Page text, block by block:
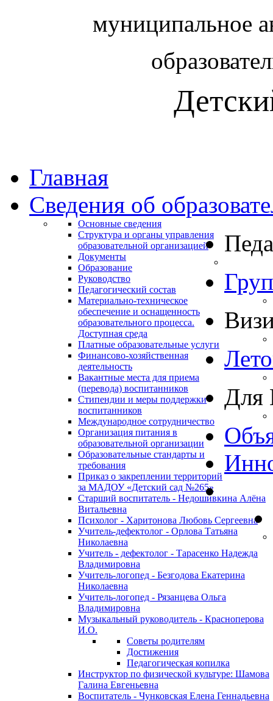
муниципальное
Главная
Сведения об
Основные сведения
Структура и органы управления
образовательной организацией
Документы
Образование
Руководство
Педагогический состав
Материально-техническое
обеспечение и оснащенность
образовательного процесса.
Доступная среда
Платные образовательные услуги
Финансово-хозяйственная
деятельность
Вакантные места для приема
(перевода) воспитанников
Стипендии и меры поддержки
воспитанников
Международное сотрудничество
Организация питания в
образовательной организации
Образовательные стандарты и
требования
Приказ о закреплении территорий
за МАДОУ «Детский сад №265»
Старший воспитатель - Недошивкина Алёна
Витальевна
Психолог - Харитонова Любовь Сергеевна
Учитель-дефектолог - Орлова Татьяна
Николаевна
Учитель - дефектолог - Тарасенко Надежда
Владимировна
Учитель-логопед - Безгодова Екатерина
Николаевна
Учитель-логопед - Рязанцева Ольга
Владимировна
Музыкальный руководитель - Красноперова
И.О.
Советы родителям
Достижения
Педагогическая копилка
Инструктор по физической культуре: Шамова
Галина Евгеньевна
Воспитатель - Чунковская Елена Геннадьевна
Для